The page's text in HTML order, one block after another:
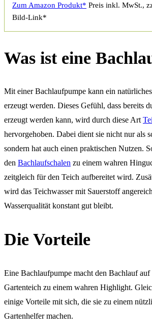
Zum Amazon Produkt* Preis inkl. MwSt.,
Bild-Link*
Was ist eine
Mit einer Bachlaufpumpe kann ein
erzeugt werden. Dieses Gefühl, dass bereits
erzeugt werden kann, wird durch diese Art
hervorgehoben. Dabei dient sie nicht nur als
sondern hat auch einen praktischen Nutzen.
den Bachlaufschalen zu einem wahren
zeitgleich für den Teich aufbereitet wird.
wird das Teichwasser mit Sauerstoff
Wasserqualität konstant gut bleibt.
Die Vorteile
Eine Bachlaufpumpe macht den Bachlauf auf
Gartenteich zu einem wahren Highlight.
einige Vorteile mit sich, die sie zu einem
Gartenhelfer machen.